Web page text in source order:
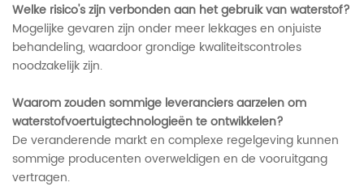
Welke risico's zijn verbonden aan het gebruik van waterstof?
Mogelijke gevaren zijn onder meer lekkages en onjuiste
behandeling, waardoor grondige kwaliteitscontroles
noodzakelijk zijn.
Waarom zouden sommige leveranciers aarzelen om
waterstofvoertuigtechnologieën te ontwikkelen?
De veranderende markt en complexe regelgeving kunnen
sommige producenten overweldigen en de vooruitgang
vertragen.